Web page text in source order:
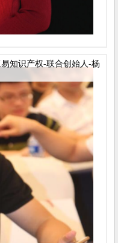
知识产权-联合创始人-杨